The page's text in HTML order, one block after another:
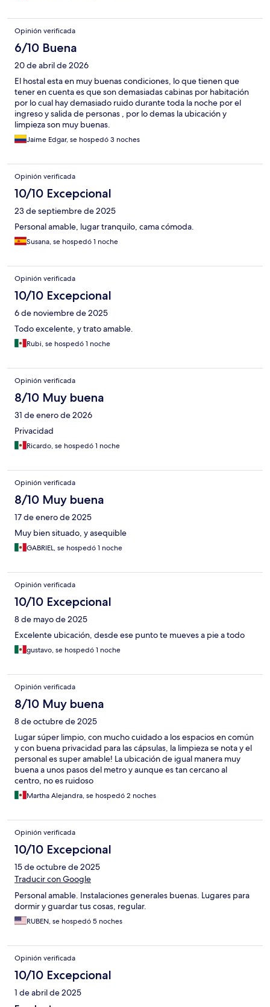
Opinión verificada
6/10 Buena
20 de abril de 2026
El hostal esta en muy buenas condiciones, lo que tienen que
tener en cuenta es que son demasiadas cabinas por habitación
por lo cual hay demasiado ruido durante toda la noche por el
ingreso y salida de personas , por lo demas la ubicación y
limpieza son muy buenas.
Jaime Edgar, se hospedó 3 noches
Opinión verificada
10/10 Excepcional
23 de septiembre de 2025
Personal amable, lugar tranquilo, cama cómoda.
Susana, se hospedó 1 noche
Opinión verificada
10/10 Excepcional
6 de noviembre de 2025
Todo excelente, y trato amable.
Rubi, se hospedó 1 noche
Opinión verificada
8/10 Muy buena
31 de enero de 2026
Privacidad
Ricardo, se hospedó 1 noche
Opinión verificada
8/10 Muy buena
17 de enero de 2025
Muy bien situado, y asequible
GABRIEL, se hospedó 1 noche
Opinión verificada
10/10 Excepcional
8 de mayo de 2025
Excelente ubicación, desde ese punto te mueves a pie a todo
gustavo, se hospedó 1 noche
Opinión verificada
8/10 Muy buena
8 de octubre de 2025
Lugar súper limpio, con mucho cuidado a los espacios en común
y con buena privacidad para las cápsulas, la limpieza se nota y el
personal es super amable! La ubicación de igual manera muy
buena a unos pasos del metro y aunque es tan cercano al
centro, no es ruidoso
Martha Alejandra, se hospedó 2 noches
Opinión verificada
10/10 Excepcional
15 de octubre de 2025
Traducir con Google
Personal amable. Instalaciones generales buenas. Lugares para
dormir y guardar tus cosas, regular.
RUBEN, se hospedó 5 noches
Opinión verificada
10/10 Excepcional
1 de abril de 2025